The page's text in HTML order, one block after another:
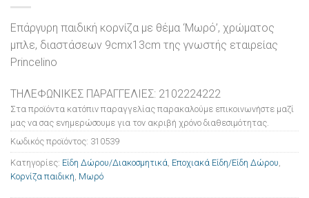
Επάργυρη παιδική κορνίζα με θέμα ‘Μωρό’, χρώματος
μπλε, διαστάσεων 9cmx13cm της γνωστής εταιρείας
Princelino
ΤΗΛΕΦΩΝΙΚΕΣ ΠΑΡΑΓΓΕΛΙΕΣ: 2102224222
Στα προϊόντα κατόπιν παραγγελίας παρακαλούμε επικοινωνήστε μαζί
μας να σας ενημερώσουμε για τον ακριβή χρόνο διαθεσιμότητας.
Κωδικός προϊόντος: 310539
Κατηγορίες: Είδη Δώρου/Διακοσμητικά Εποχιακά Είδη/Είδη Δώρου
Κορνίζα παιδική Μωρό